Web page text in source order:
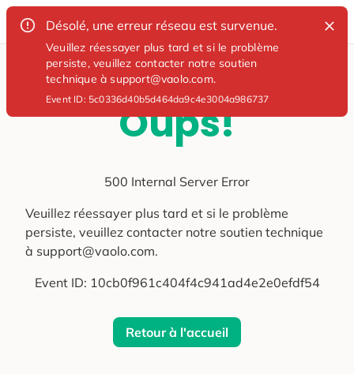
Désolé, une erreur réseau est survenue.
Veuillez réessayer plus tard et si le problème
persiste, veuillez contacter notre soutien
technique à support@vaolo.com.
Event ID: 5c0336d40b5d464da9c4e3004a986737
Oups!
500 Internal Server Error
Veuillez réessayer plus tard et si le problème
persiste, veuillez contacter notre soutien technique
à support@vaolo.com.
Event ID: 10cb0f961c404f4c941ad4e2e0efdf54
Retour à l'accueil